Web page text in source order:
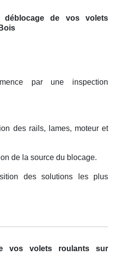
de vos volets
par une inspection
des rails, lames, moteur et
de la source du blocage.
des solutions les plus
vos volets roulants sur